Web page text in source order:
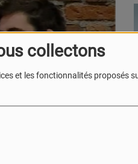
collectons
et les fonctionnalités proposés
Le Brunch avec Mike et